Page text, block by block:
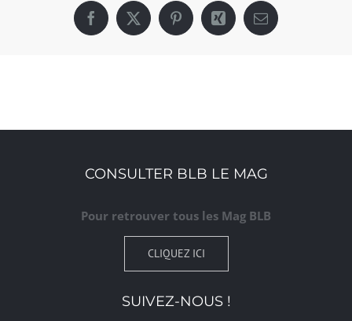
Facebook
X PinterestXing Email
CONSULTER BLB LE MAG
Pour retrouver tous les Mag BLB
CLIQUEZ ICI
SUIVEZ-NOUS !